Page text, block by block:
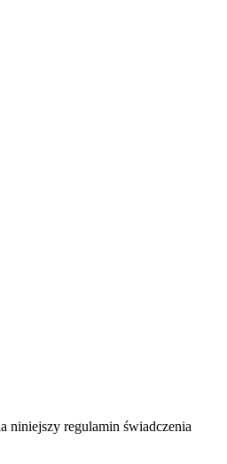
niniejszy regulamin świadczenia